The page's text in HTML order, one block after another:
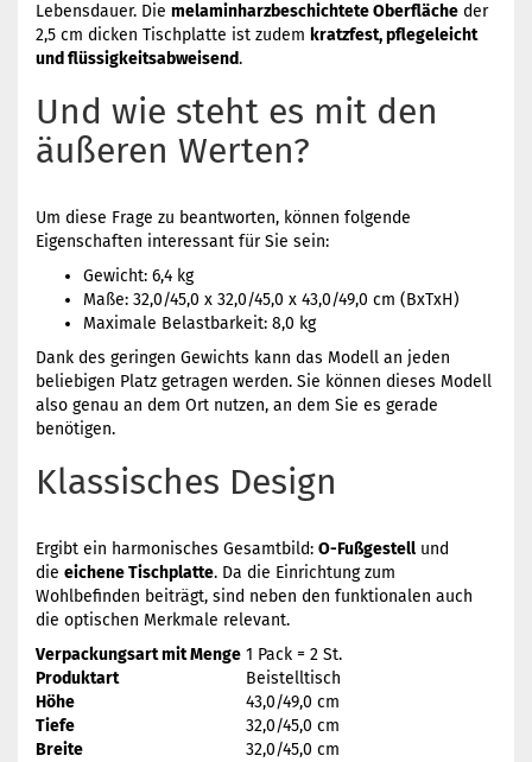
Lebensdauer. Die melaminharzbeschichtete Oberfläche der
2,5 cm dicken Tischplatte ist zudem kratzfest, pflegeleicht
und flüssigkeitsabweisend.
Und wie steht es mit den
äußeren Werten?
Um diese Frage zu beantworten, können folgende
Eigenschaften interessant für Sie sein:
Gewicht: 6,4 kg
Maße: 32,0/45,0 x 32,0/45,0 x 43,0/49,0 cm (BxTxH)
Maximale Belastbarkeit: 8,0 kg
Dank des geringen Gewichts kann das Modell an jeden
beliebigen Platz getragen werden. Sie können dieses Modell
also genau an dem Ort nutzen, an dem Sie es gerade
benötigen.
Klassisches Design
Ergibt ein harmonisches Gesamtbild: O-Fußgestell und
die eichene Tischplatte. Da die Einrichtung zum
Wohlbefinden beiträgt, sind neben den funktionalen auch
die optischen Merkmale relevant.
Verpackungsart mit Menge 1 Pack = 2 St.
Produktart
Beistelltisch
Höhe
43,0/49,0 cm
Tiefe
32,0/45,0 cm
Breite
32,0/45,0 cm